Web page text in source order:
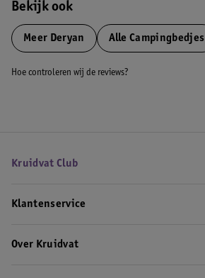
Bekijk ook
Meer Deryan Alle Campingbedjes
Hoe controleren wij de reviews?
Kruidvat Club
Klantenservice
Over Kruidvat